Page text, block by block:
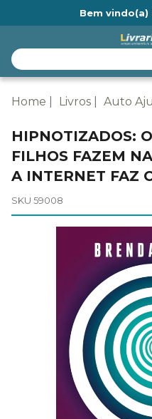
Bem vindo(a)
Home Livros Auto
HIPNOTIZADOS:
FILHOS FAZEM
A INTERNET FAZ
SKU 59008